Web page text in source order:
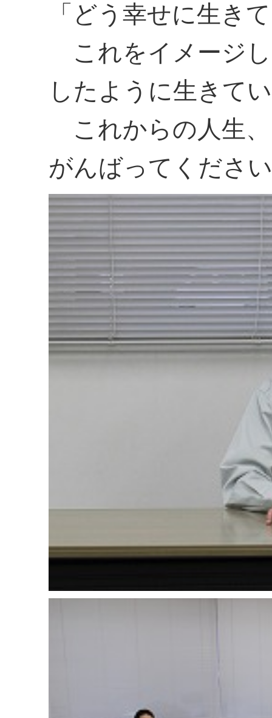
「どう幸せに生き
これをイメージ
したように生きて
これからの人生
がんばってくださ